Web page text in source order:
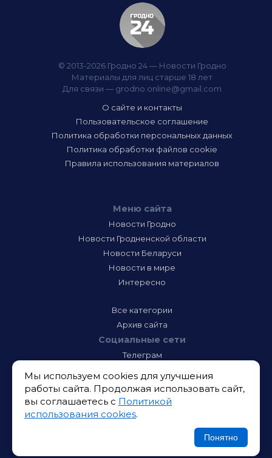
© 2013-2026 Гродно 24 — Новости Гродно
Материалы для лиц старше 18 лет
Для связи — grodno.online@gmail.com
О сайте и контакты
Пользовательское соглашение
Политика обработки персональных данных
Политика обработки файлов cookie
Правила использования материалов
Меню сайта
Новости Гродно
Новости Гродненской области
Новости Беларуси
Новости в мире
Интересно
Все категории
Архив сайта
Социальные сети
Телеграм
Инстаграм
Тик-Ток
Одноклассники
ВК
Мы используем cookies для улучшения
работы сайта. Продолжая использовать сайт,
вы соглашаетесь с Политикой
использования cookies.
Понятно